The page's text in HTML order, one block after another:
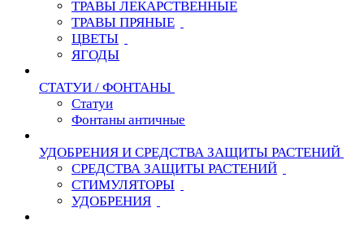
ТРАВЫ ЛЕКАРСТВЕННЫЕ
ТРАВЫ ПРЯНЫЕ
ЦВЕТЫ
ЯГОДЫ
СТАТУИ / ФОНТАНЫ
Статуи
Фонтаны античные
УДОБРЕНИЯ И СРЕДСТВА ЗАЩИТЫ РАСТЕНИЙ
СРЕДСТВА ЗАЩИТЫ РАСТЕНИЙ
СТИМУЛЯТОРЫ
УДОБРЕНИЯ